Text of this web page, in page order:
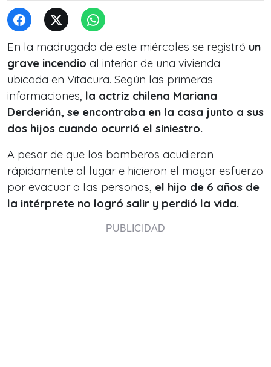
En la madrugada de este miércoles se registró un
grave incendio al interior de una vivienda
ubicada en Vitacura. Según las primeras
informaciones, la actriz chilena Mariana
Derderián, se encontraba en la casa junto a sus
dos hijos cuando ocurrió el siniestro.
A pesar de que los bomberos acudieron
rápidamente al lugar e hicieron el mayor esfuerzo
por evacuar a las personas, el hijo de 6 años de
la intérprete no logró salir y perdió la vida.